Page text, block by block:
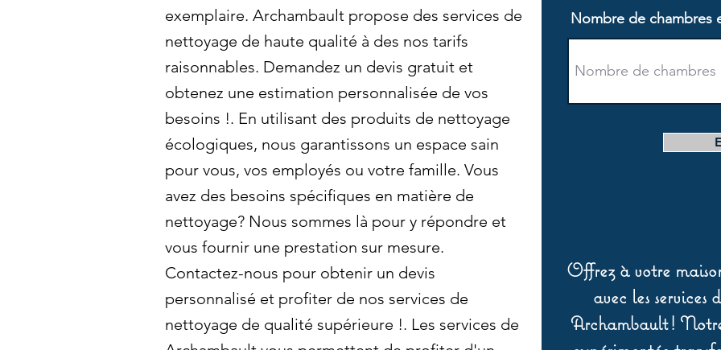
exemplaire. Archambault propose des services de
nettoyage de haute qualité à des nos tarifs
raisonnables. Demandez un devis gratuit et
obtenez une estimation personnalisée de vos
besoins !. En utilisant des produits de nettoyage
écologiques, nous garantissons un espace sain
pour vous, vos employés ou votre famille. Vous
avez des besoins spécifiques en matière de
nettoyage? Nous sommes là pour y répondre et
vous fournir une prestation sur mesure.
Contactez-nous pour obtenir un devis
personnalisé et profiter de nos services de
nettoyage de qualité supérieure !. Les services de
Nombre de chambres
Offrez à votre
avec les services
Archambault !